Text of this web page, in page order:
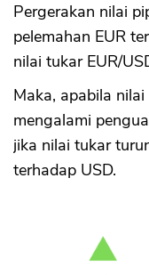
Pergerakan nilai
pelemahan EUR
nilai tukar EUR/
Maka, apabila
mengalami
jika nilai tukar
terhadap USD.